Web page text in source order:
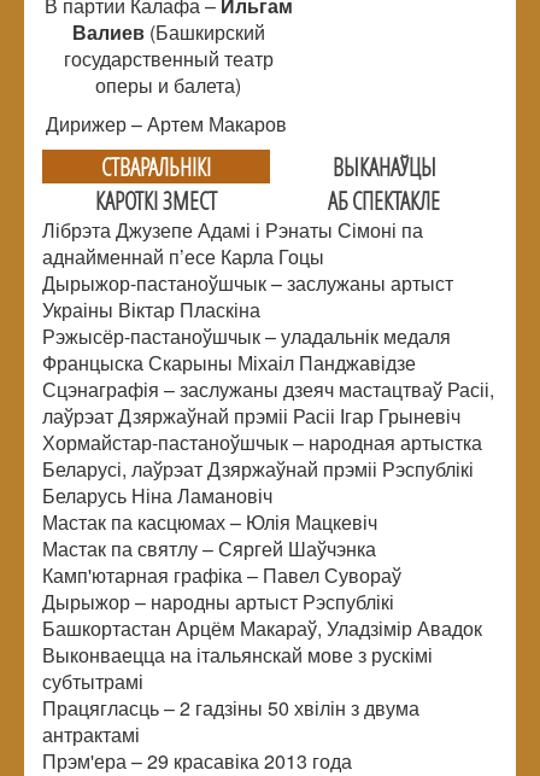
Валиев(Башкирский
государственный театр
оперы и балета)
Дирижер – Артем Макаров
СТВАРАЛЬНIКI
ВЫКАНАЎЦЫ
КАРОТКІ ЗМЕСТ
АБ СПЕКТАКЛЕ
Лібрэта Джузепе Адамі і Рэнаты Сімоні па
аднайменнай п’есе Карла Гоцы
Дырыжор-пастаноўшчык – заслужаны артыст
Украіны Віктар Пласкіна
Рэжысёр-пастаноўшчык – уладальнік медаля
Францыска Скарыны Міхаіл Панджавідзе
Сцэнаграфія – заслужаны дзеяч мастацтваў Расіі,
лаўрэат Дзяржаўнай прэміі Расіі Ігар Грыневіч
Хормайстар-пастаноўшчык – народная артыстка
Беларусі, лаўрэат Дзяржаўнай прэміі Рэспублікі
Беларусь Ніна Ламановіч
Мастак па касцюмах – Юлія Мацкевіч
Мастак па святлу – Сяргей Шаўчэнка
Камп'ютарная графіка – Павел Сувораў
Дырыжор – народны артыст Рэспублікі
Башкортастан Арцём Макараў, Уладзімір Авадок
Выконваецца на італьянскай мове з рускімі
субтытрамі
Працягласць – 2 гадзіны 50 хвілін з двума
антрактамі
Прэм'ера – 29 красавіка 2013 года